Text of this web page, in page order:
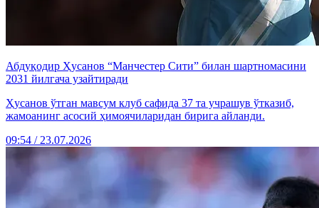
Абдуқодир Ҳусанов “Манчестер Сити” билан шартномасини
2031 йилгача узайтиради
Ҳусанов ўтган мавсум клуб сафида 37 та учрашув ўтказиб,
жамоанинг асосий ҳимоячиларидан бирига айланди.
09:54 / 23.07.2026